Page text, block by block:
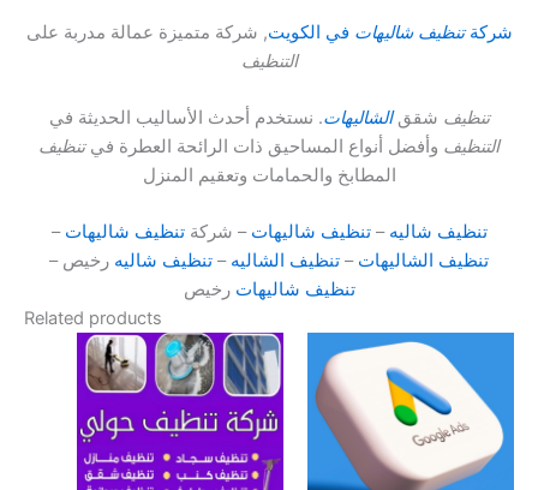
شركةتنظيف شاليهات في الكويت, شركة متميزة عمالة مدربة على
التنظيف
تنظيف شقق الشاليهات. نستخدم أحدث الأساليب الحديثة في
التنظيف وأفضل أنواع المساحيق ذات الرائحة العطرة فيتنظيف
المطابخ والحمامات وتعقيم المنزل
تنظيف شاليه –تنظيف شاليهات – شركةتنظيف شاليهات –
تنظيف الشاليهات – تنظيف الشاليه – تنظيف شاليه رخيص –
تنظيف شاليهات رخيص
Related products